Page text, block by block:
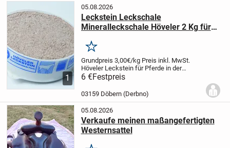
1
05.08.2026
Leckstein Leckschale
Mineralleckschale Höveler 2 Kg für
Merken
Grundpreis 3,00€/kgPreis inkl. MwSt.
Höveler Leckstein für Pferde in der
handlichen 2 Kg Schale.
Versorgung mit allen lebenswichtigen
Mineralien und Spurenelementen.
6 €Festpreis
03159 Döbern (Derbno)
05.08.2026
Verkaufe meinen maßangefertigten
Westernsattel